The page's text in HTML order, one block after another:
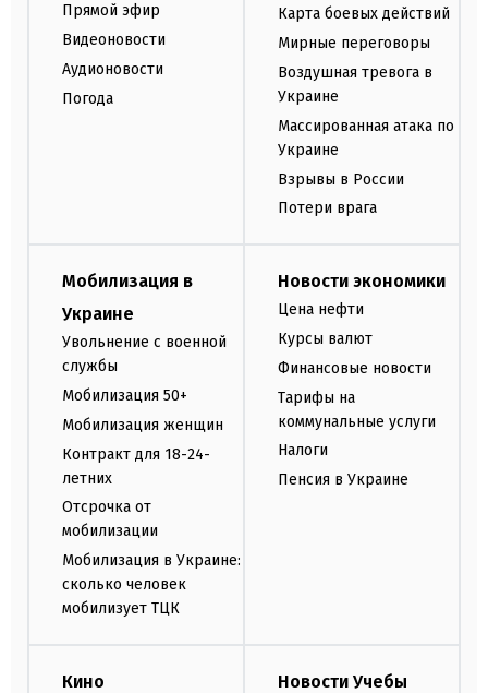
Прямой эфир
Видеоновости
Аудионовости
Погода
Карта боевых действий
Мирные переговоры
Воздушная тревога в
Украине
Массированная атака по
Украине
Взрывы в России
Потери врага
Мобилизация в
Украине
Увольнение с военной
службы
Мобилизация 50+
Мобилизация женщин
Контракт для 18-24-
летних
Отсрочка от
мобилизации
Мобилизация в Украине:
сколько человек
мобилизует ТЦК
Новости экономики
Цена нефти
Курсы валют
Финансовые новости
Тарифы на
коммунальные услуги
Налоги
Пенсия в Украине
Кино Новости Учебы